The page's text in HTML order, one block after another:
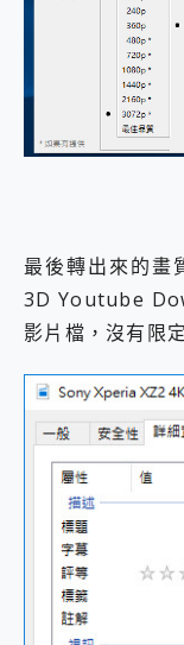
最後轉出來的畫
3D Youtube
影片檔，沒有限